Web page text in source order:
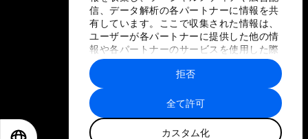
信、データ解析の各パートナーに情報を共
有しています。ここで収集された情報は、
ユーザーが各パートナーに提供した他の情
報や各パートナーのサービスを使用した際
に収集された情報と組み合わされ、各パー
トナーによって使用されることがありま
す。
全て許可
カスタム化
拒否
プライバシーポリシーと利用規約
サイトマップ